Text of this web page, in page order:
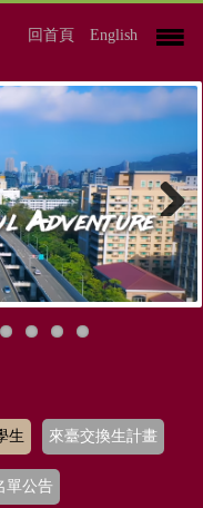
回首頁 English
Next
生 來臺交換生計畫
單公告